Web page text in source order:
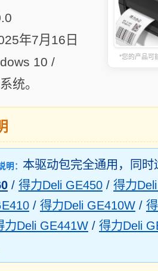
*您的产品可
年7月16日
10 /
统。
明： 本驱动包完全通用，同
/ 得力Deli GE450 / 得力
/ 得力Deli GE410W /
力Deli GE441W / 得力Deli